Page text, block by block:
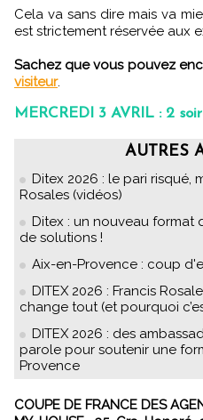
Cela va sans dire mais va
est strictement réservée aux
Sachez que vous pouvez
visiteur.
MERCREDI 3 AVRIL : 2
AUTRES
Ditex 2026 : le pari risqué,
Rosales (vidéos)
Ditex : un nouveau format
de solutions !
Aix-en-Provence : coup
DITEX 2026 : Francis
change tout (et pourquoi
DITEX 2026 : des
parole pour soutenir une
Provence
COUPE DE FRANCE DES